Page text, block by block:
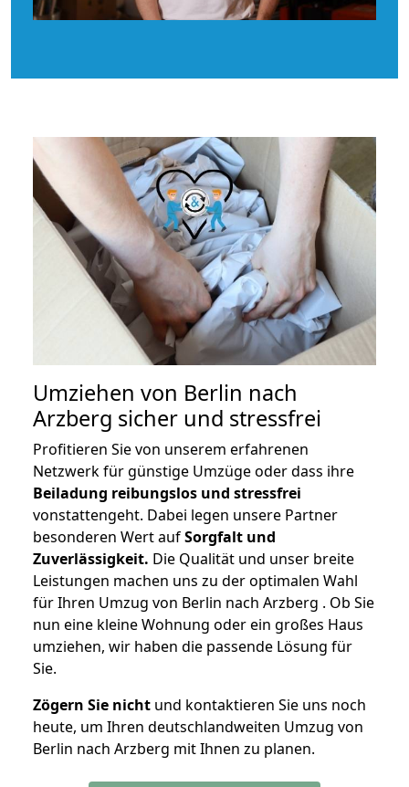
Umziehen von Berlin nach
Arzberg sicher und stressfrei
Profitieren Sie von unserem erfahrenen
Netzwerk für günstige Umzüge oder dass ihre
Beiladung reibungslos und stressfrei
vonstattengeht. Dabei legen unsere Partner
besonderen Wert aufSorgfalt und
Zuverlässigkeit. Die Qualität und unser breite
Leistungen machen uns zu der optimalen Wahl
für Ihren Umzug von Berlin nach Arzberg . Ob Sie
nun eine kleine Wohnung oder ein großes Haus
umziehen, wir haben die passende Lösung für
Sie.
Zögern Sie nicht und kontaktieren Sie uns noch
heute, um Ihren deutschlandweiten Umzug von
Berlin nach Arzberg mit Ihnen zu planen.